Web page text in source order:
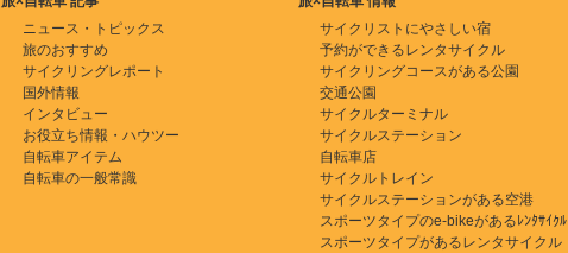
ニュース・トピックス
旅のおすすめ
サイクリングレポート
国外情報
インタビュー
お役立ち情報・ハウツー
自転車アイテム
自転車の一般常識
サイクリストにやさしい宿
予約ができるレンタサイクル
サイクリングコースがある公園
交通公園
サイクルターミナル
サイクルステーション
自転車店
サイクルトレイン
サイクルステーションがある空港
スポーツタイプのe-bikeがあるﾚﾝﾀｻｲｸﾙ
スポーツタイプがあるレンタサイクル